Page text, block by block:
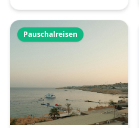
Pauschalreisen